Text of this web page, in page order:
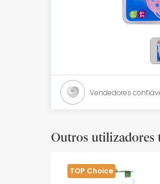
Promoções
Mais vendidos
Vendedores
Outros utilizadores
TOP Choice